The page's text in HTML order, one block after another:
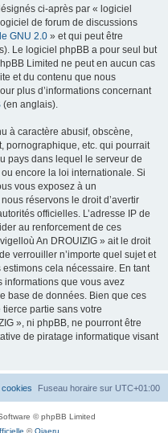
ci-après par « logiciel
de forum de discussions
GNU 2.0 » et qui peut être
Le logiciel phpBB a pour seul but
Limited ne peut en aucun cas
et du contenu que nous
plus d’informations concernant
(en anglais).
à caractère abusif, obscène,
pornographique, etc. qui pourrait
pays dans lequel le serveur de
encore la loi internationale. Si
vous exposez à un
réservons le droit d’avertir
officielles. L’adresse IP de
au renforcement de ces
An DROUIZIG » ait le droit
verrouiller n’importe quel sujet et
cela nécessaire. En tant
informations que vous avez
base de données. Bien que ces
partie sans votre
», ni phpBB, ne pourront être
de piratage informatique visant
Fuseau horaire sur UTC+01:00
© phpBB Limited
©Qiaeru